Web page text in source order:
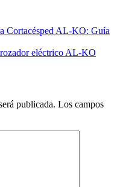
Cortacésped AL-KO: Guía
eléctrico AL-KO
publicada. Los campos